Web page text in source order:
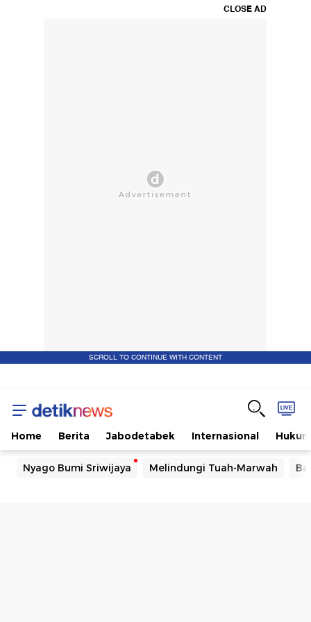
CLOSE AD
SCROLL TO CONTINUE WITH CONTENT
Home Berita Jabodetabek Internasional Hukum
Nyago Bumi Sriwijaya Melindungi Tuah-Marwah